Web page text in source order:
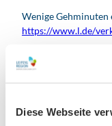
Diese Webseite
Wenige
https://www.l.de/
Social Media
Facebook
Organisation